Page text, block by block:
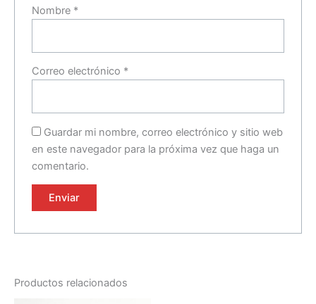
Nombre *
Correo electrónico *
Guardar mi nombre, correo electrónico y sitio web
en este navegador para la próxima vez que haga un
comentario.
Productos relacionados